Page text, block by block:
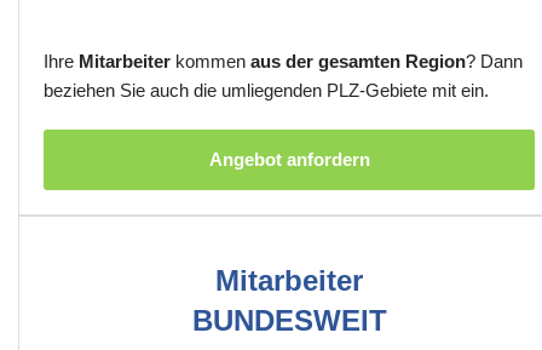
Ihre Mitarbeiter kommen aus der gesamten Region? Dann
beziehen Sie auch die umliegenden PLZ-Gebiete mit ein.
Angebot anfordern
Mitarbeiter
BUNDESWEIT